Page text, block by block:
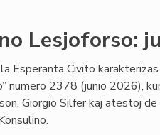
Lesjoforso:
Esperanta Civito
numero 2378 (junio 2026),
Giorgio Silfer kaj atestoj de